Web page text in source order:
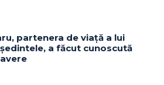
partenera de viață a lui
a făcut cunoscută